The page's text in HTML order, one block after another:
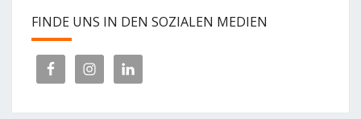
FINDE UNS IN DEN SOZIALEN MEDIEN